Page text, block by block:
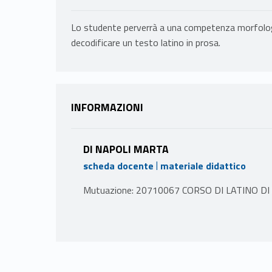
Lo studente perverrà a una competenza
decodificare un testo latino in prosa.
INFORMAZIONI
DI NAPOLI MARTA
scheda docente | materiale didattico
Mutuazione: 20710067 CORSO DI LATINO